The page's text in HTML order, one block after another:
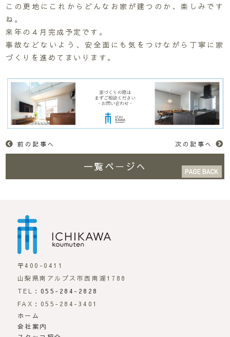
この更地にこれからどんなお家が建つのか、楽しみです
ね。
来年の４月完成予定です。
事故などないよう、安全面にも気をつけながら丁寧に家
づくりを進めてまいります。
前の記事へ 次の記事へ
一覧ページへ
〒400-0411
山梨県南アルプス市西南湖1788
TEL： 055-284-2828
FAX：055-284-3401
ホーム
会社案内